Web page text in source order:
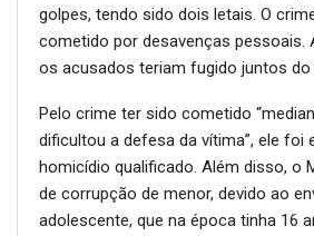
golpes, tendo sido dois letais. O
cometido por desavenças pessoais.
os acusados teriam fugido juntos do
Pelo crime ter sido cometido
dificultou a defesa da vítima”, ele foi
homicídio qualificado. Além disso, o
de corrupção de menor, devido ao
adolescente, que na época tinha 16